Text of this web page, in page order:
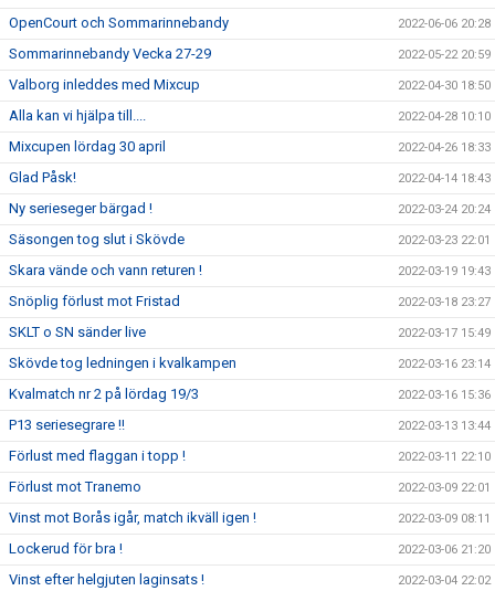
OpenCourt och Sommarinnebandy 2022-06-06 20:28
Sommarinnebandy Vecka 27-29 2022-05-22 20:59
Valborg inleddes med Mixcup 2022-04-30 18:50
Alla kan vi hjälpa till.... 2022-04-28 10:10
Mixcupen lördag 30 april 2022-04-26 18:33
Glad Påsk! 2022-04-14 18:43
Ny serieseger bärgad ! 2022-03-24 20:24
Säsongen tog slut i Skövde 2022-03-23 22:01
Skara vände och vann returen ! 2022-03-19 19:43
Snöplig förlust mot Fristad 2022-03-18 23:27
SKLT o SN sänder live 2022-03-17 15:49
Skövde tog ledningen i kvalkampen 2022-03-16 23:14
Kvalmatch nr 2 på lördag 19/3 2022-03-16 15:36
P13 seriesegrare !! 2022-03-13 13:44
Förlust med flaggan i topp ! 2022-03-11 22:10
Förlust mot Tranemo 2022-03-09 22:01
Vinst mot Borås igår, match ikväll igen ! 2022-03-09 08:11
Lockerud för bra ! 2022-03-06 21:20
Vinst efter helgjuten laginsats ! 2022-03-04 22:02